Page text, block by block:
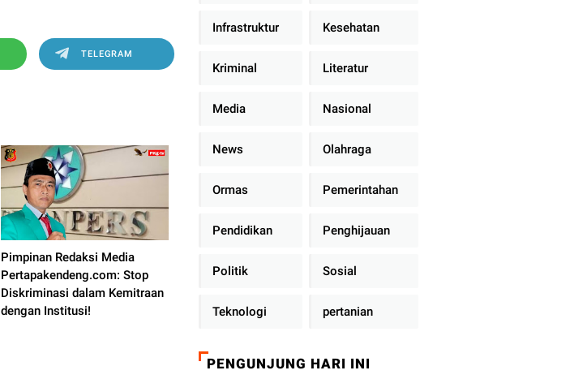
TELEGRAM
Pimpinan Redaksi Media
Pertapakendeng.com: Stop
Diskriminasi dalam Kemitraan
dengan Institusi!
Infrastruktur Kesehatan
Kriminal Literatur
Media Nasional
News Olahraga
Ormas Pemerintahan
Pendidikan Penghijauan
Politik Sosial
Teknologi pertanian
PENGUNJUNG HARI INI